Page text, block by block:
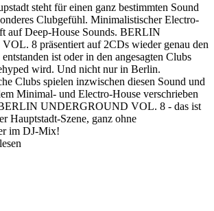
steht für einen ganz bestimmten Sound
Clubgefühl. Minimalistischer Electro-
auf Deep-House Sounds. BERLIN
8 präsentiert auf 2CDs wieder genau den
ist oder in den angesagten Clubs
wird. Und nicht nur in Berlin.
Clubs spielen inzwischen diesen Sound und
Minimal- und Electro-House verschrieben
UNDERGROUND VOL. 8 - das ist
Hauptstadt-Szene, ganz ohne
im DJ-Mix!